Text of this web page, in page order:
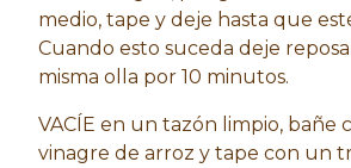
medio, tape y deje hasta que
Cuando esto suceda deje
misma olla por 10 minutos.
VACÍE en un tazón limpio, bañe
vinagre de arroz y tape con un